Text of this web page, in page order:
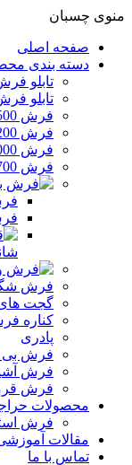
منوی چسبان
صفحه اصلی
دسته بندی
تابلو
تابلو
فرش 1500 شانه
فرش 1200 شانه
فرش 1000 شانه
فرش 700 شانه
فرش 1500
فرش 1200
فرش
گجت
کناره
پادری
فرش
فرش
فرش
محصولات
فرش
مقالات
تماس با ما